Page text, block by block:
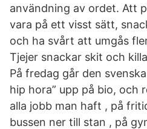
användning av ordet. Att
vara på ett visst sätt,
och ha svårt att umgås
Tjejer snackar skit och
På fredag går den
hip hora” upp på bio, och
alla jobb man haft , på
bussen ner till stan , på